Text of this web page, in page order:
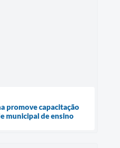
promove capacitação
municipal de ensino